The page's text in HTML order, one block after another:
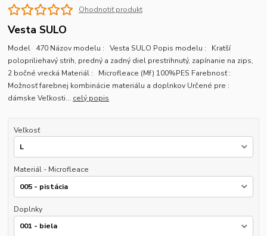
Ohodnotiť produkt
Vesta SULO
Model 470 Názov modelu : Vesta SULO Popis modelu : Kratší
polopriliehavý strih, predný a zadný diel prestrihnutý, zapínanie na zips,
2 bočné vrecká Materiál : Microfleace (Mf) 100%PES Farebnosť :
Možnosť farebnej kombinácie materiálu a doplnkov Určené pre :
dámske Veľkosti... celý popis
Veľkosť
Materiál - Microfleace
Doplnky